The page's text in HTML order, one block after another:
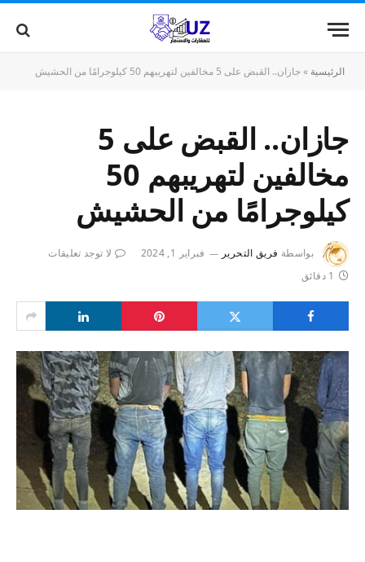
الرئيسية »جازان.. القبض على 5 مخالفين لتهريبهم 50 كيلوجرامًا من الحشيش
جازان.. القبض على 5
مخالفين لتهريبهم 50
كيلوجرامًا من الحشيش
بواسطة فريق التحرير فبراير 1, 2024
لا توجد تعليقات
1 دقائق